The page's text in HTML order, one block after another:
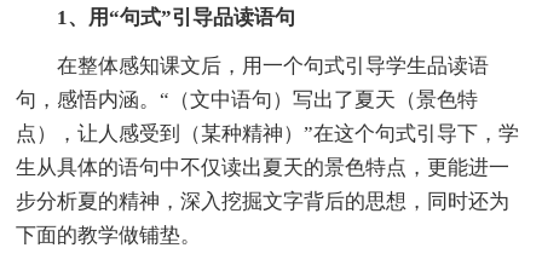
1、用“句式”引导品读语句
在整体感知课文后，用一个句式引导学生品读语
句，感悟内涵。“（文中语句）写出了夏天（景色特
点），让人感受到（某种精神）”在这个句式引导下，学
生从具体的语句中不仅读出夏天的景色特点，更能进一
步分析夏的精神，深入挖掘文字背后的思想，同时还为
下面的教学做铺垫。